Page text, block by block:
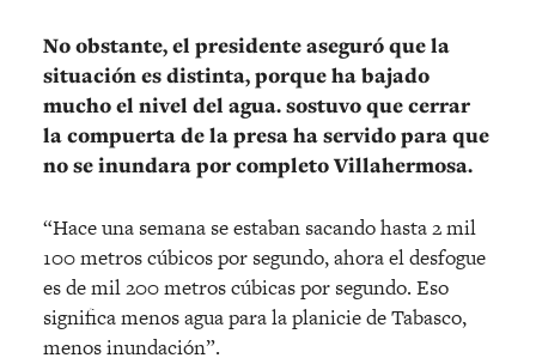
No obstante, el presidente aseguró que la
situación es distinta, porque ha bajado
mucho el nivel del agua. sostuvo que cerrar
la compuerta de la presa ha servido para que
no se inundara por completo Villahermosa.
“Hace una semana se estaban sacando hasta 2 mil
100 metros cúbicos por segundo, ahora el desfogue
es de mil 200 metros cúbicas por segundo. Eso
significa menos agua para la planicie de Tabasco,
menos inundación”.